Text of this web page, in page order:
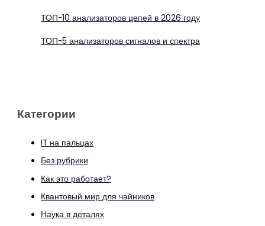
ТОП-10 анализаторов цепей в 2026 году
ТОП-5 анализаторов сигналов и спектра
Категории
IT на пальцах
Без рубрики
Как это работает?
Квантовый мир для чайников
Наука в деталях